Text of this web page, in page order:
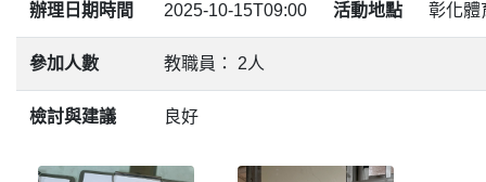
辦理日期時間 2025-10-15T09:00 活動地點 彰化體
參加人數 教職員： 2人
檢討與建議 良好